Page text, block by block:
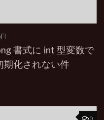
書式に int 型変数で
期化されない件
0